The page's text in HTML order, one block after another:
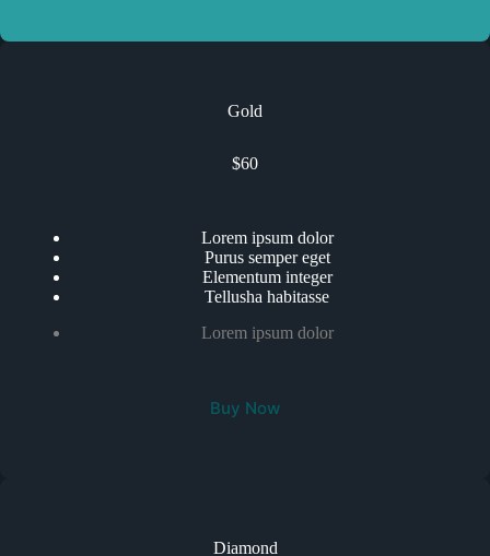
Gold
$60
Lorem ipsum dolor
Purus semper eget
Elementum integer
Tellusha habitasse
Lorem ipsum dolor
Buy Now
Diamond